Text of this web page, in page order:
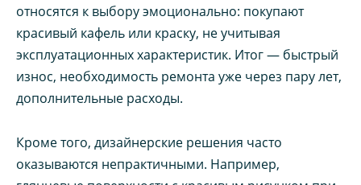
относятся к выбору эмоционально: покупают
красивый кафель или краску, не учитывая
эксплуатационных характеристик. Итог — быстрый
износ, необходимость ремонта уже через пару лет,
дополнительные расходы.
Кроме того, дизайнерские решения часто
оказываются непрактичными. Например,